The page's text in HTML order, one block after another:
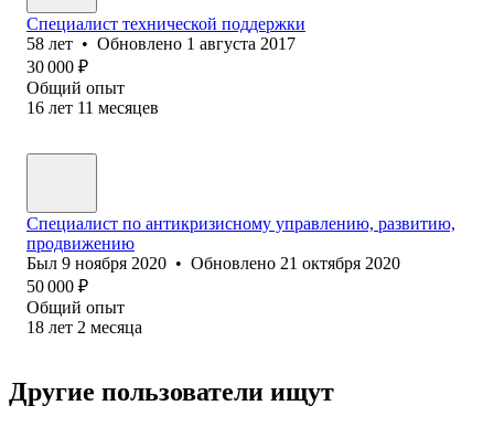
Специалист технической поддержки
58 лет • Обновлено 1 августа 2017
30 000 ₽
Общий опыт
16 лет 11 месяцев
Специалист по антикризисному управлению, развитию,
продвижению
Был 9 ноября 2020 • Обновлено 21 октября 2020
50 000 ₽
Общий опыт
18 лет 2 месяца
Другие пользователи ищут